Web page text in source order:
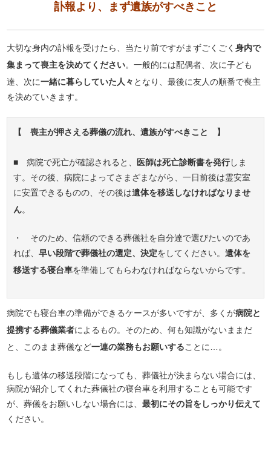
訃報より、まず遺族がすべきこと
大切な身内の訃報を受けたら、当たり前ですがまずごくごく身内で
集まって喪主を決めてください。一般的には配偶者、次に子ども
達、次に一緒に暮らしていた人々 となり、最後に友人の順番で喪主
を決めていきます。
【 喪主が押さえる葬儀の流れ、遺族がすべきこと 】
■ 病院で死亡が確認されると、 医師は死亡診断書を発行しま
す。その後、病院によってさまざまながら、一日前後は霊安室
に安置できるものの、その後は遺体を移送しなければなりませ
ん。
・ そのため、信頼のできる葬儀社を自分達で選びたいのであ
れば、早い段階で葬儀社の選定、決定をしてください。遺体を
移送する寝台車を準備してもらわなければならないからです。
病院でも寝台車の準備ができるケースが多いですが、多くが病院と
提携する葬儀業者によるもの。そのため、何も知識がないままだ
と、このまま葬儀など一連の業務もお願いすることに…。
もしも遺体の移送段階になっても、葬儀社が決まらない場合には、
病院が紹介してくれた葬儀社の寝台車を利用することも可能です
が、葬儀をお願いしない場合には、最初にその旨をしっかり伝えて
ください。